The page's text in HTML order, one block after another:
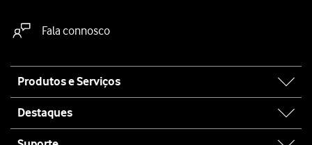
Fala connosco
map
Produtos e Serviços
Destaques